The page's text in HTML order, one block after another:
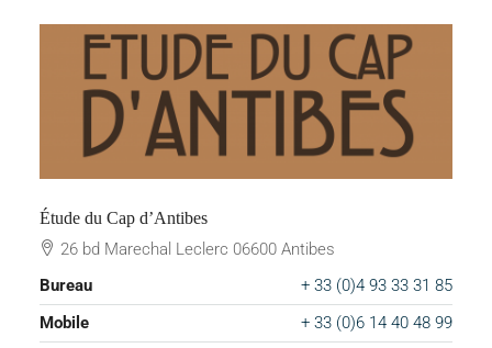
Étude du Cap d’Antibes
26 bd Marechal Leclerc 06600 Antibes
Bureau
+ 33 (0)4 93 33 31 85
Mobile
+ 33 (0)6 14 40 48 99